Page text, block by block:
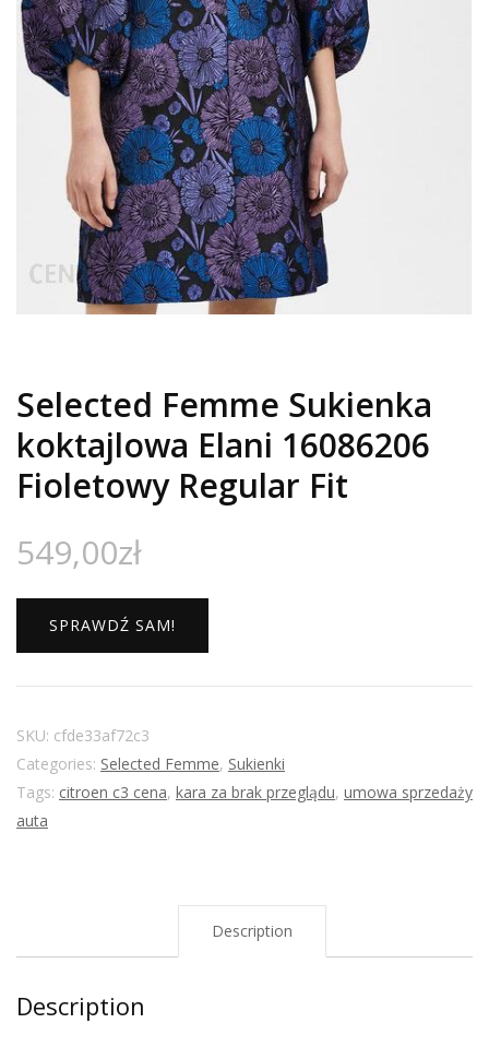
Selected Femme Sukienka
koktajlowa Elani 16086206
Fioletowy Regular Fit
549,00zł
SPRAWDŹ SAM!
SKU: cfde33af72c3
Categories: Selected Femme, Sukienki
Tags: citroen c3 cena, kara za brak przeglądu, umowa sprzedaży
auta
Description
Description